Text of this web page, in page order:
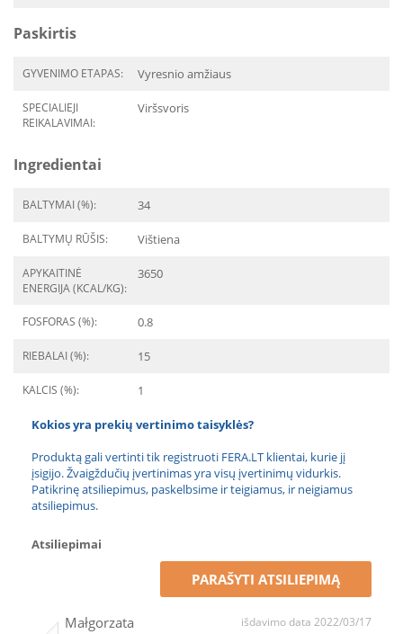
Paskirtis
GYVENIMO ETAPAS: Vyresnio amžiaus
SPECIALIEJI
REIKALAVIMAI:
Viršsvoris
Ingredientai
BALTYMAI (%): 34
BALTYMŲ RŪŠIS: Vištiena
APYKAITINĖ
ENERGIJA (KCAL/KG):
3650
FOSFORAS (%): 0.8
RIEBALAI (%): 15
KALCIS (%): 1
Kokios yra prekių vertinimo taisyklės?
Produktą gali vertinti tik registruoti FERA.LT klientai, kurie jį
įsigijo. Žvaigždučių įvertinimas yra visų įvertinimų vidurkis.
Patikrinę atsiliepimus, paskelbsime ir teigiamus, ir neigiamus
atsiliepimus.
Atsiliepimai
PARAŠYTI ATSILIEPIMĄ
Małgorzata išdavimo data 2022/03/17